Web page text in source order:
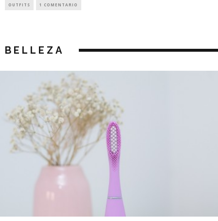
OUTFITS 1 COMENTARIO
BELLEZA